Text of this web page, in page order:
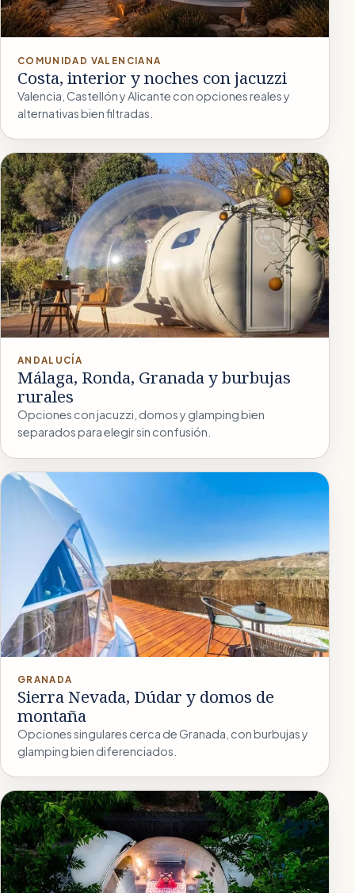
COMUNIDAD VALENCIANA
Costa, interior y noches con jacuzzi
Valencia, Castellón y Alicante con opciones reales y
alternativas bien filtradas.
ANDALUCÍA
Málaga, Ronda, Granada y burbujas
rurales
Opciones con jacuzzi, domos y glamping bien
separados para elegir sin confusión.
GRANADA
Sierra Nevada, Dúdar y domos de
montaña
Opciones singulares cerca de Granada, con burbujas y
glamping bien diferenciados.